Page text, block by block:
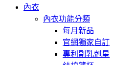
內衣
內衣功能分類
每月新品
官網獨家自訂
專利副乳剋星